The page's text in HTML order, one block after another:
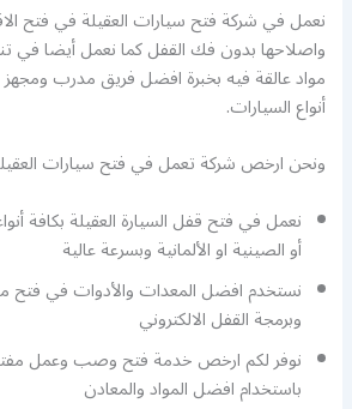
نعمل في شركة فتح سيارات العقيلة في فتح
واصلاحها بدون فك القفل كما نعمل أيضا في
مواد عالقة فيه بخبرة افضل فريق مدرب ومجهز
أنواع السيارات.
ونحن ارخص شركة تعمل في فتح سيارات
نعمل في فتح قفل السيارة العقيلة بكافة
أو الصينية او الألمانية وبسرعة عالية
نستخدم افضل المعدات والأدوات في فتح
وبرمجة القفل الالكتروني
نوفر لكم ارخص خدمة فتح وصب وعمل
باستخدام افضل المواد والمعادن